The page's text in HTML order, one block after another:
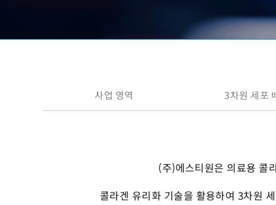
사업 영역 3차원 세포
(주)에스티원은 의료용 콜
콜라겐 유리화 기술을 활용하여 3차원